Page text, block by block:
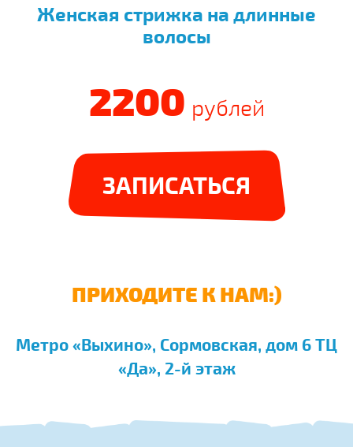
Женская стрижка на длинные
волосы
2200 рублей
ЗАПИСАТЬСЯ
ПРИХОДИТЕ К НАМ:)
Метро «Выхино», Сормовская, дом 6 ТЦ
«Да», 2-й этаж